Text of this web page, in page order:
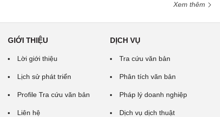
Xem thêm
GIỚI THIỆU
Lời giới thiệu
Lịch sử phát triển
Profile Tra cứu văn bản
Liên hệ
DỊCH VỤ
Tra cứu văn bản
Phân tích văn bản
Pháp lý doanh nghiệp
Dịch vụ dịch thuật